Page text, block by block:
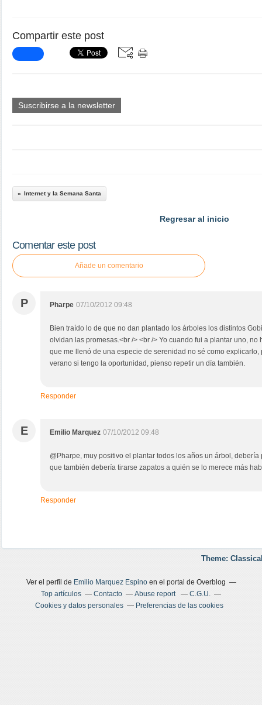
Compartir este post
Suscribirse a la newsletter
Internet y la Semana Santa
Regresar al inicio
Comentar este post
Añade un comentario
P Pharpe 07/10/2012 09:48
Bien traído lo de que no dan plantado los árboles los distintos
olvidan las promesas.<br /> <br /> Yo cuando fui a plantar uno, no
que me llenó de una especie de serenidad no sé como explicarlo,
verano si tengo la oportunidad, pienso repetir un día también.
Responder
E Emilio Marquez 07/10/2012 09:48
@Pharpe, muy positivo el plantar todos los años un árbol, debería
que también debería tirarse zapatos a quién se lo merece más
Responder
Theme:
Ver el perfil de Emilio Marquez Espinoen el portal de Overblog
Top artículos
Contacto Abuse report
C.G.U.
Cookies y datos personales
Preferencias de las cookies